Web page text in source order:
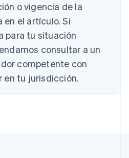
o vigencia de la
el artículo. Si
para tu situación
consultar a un
competente con
en tu jurisdicción.
English